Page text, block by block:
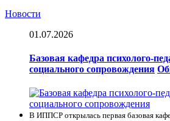
Новости
01.07.2026
Базовая кафедра психолого-
социального сопровождения
В ИППСР открылась первая базовая